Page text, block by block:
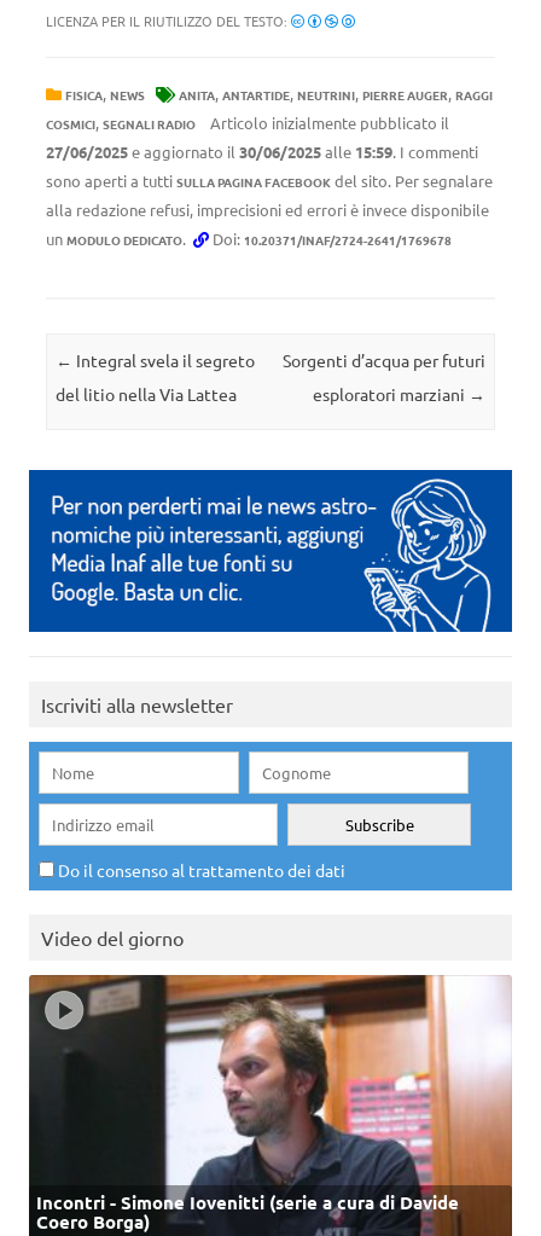
LICENZA PER IL RIUTILIZZO DEL TESTO:
FISICA, NEWS ANITA, ANTARTIDE, NEUTRINI, PIERRE AUGER, RAGGI
COSMICI, SEGNALI RADIO
Articolo inizialmente pubblicato il
27/06/2025e aggiornato il 30/06/2025alle 15:59. I commenti
sono aperti a tutti SULLA PAGINA FACEBOOK del sito. Per segnalare
alla redazione refusi, imprecisioni ed errori è invece disponibile
un MODULO DEDICATO. Doi: 10.20371/INAF/2724-2641/1769678
Navigazione articolo
← Integral svela il segreto
del litio nella Via Lattea
Sorgenti d’acqua per futuri
esploratori marziani →
Iscriviti alla newsletter
Do il consenso al trattamento dei dati
Video del giorno
Incontri - Simone Iovenitti (serie a cura di Davide
Coero Borga)